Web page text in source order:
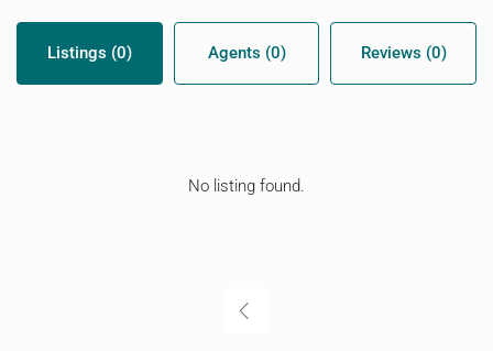
Listings (0) Agents (0) Reviews (0)
No listing found.